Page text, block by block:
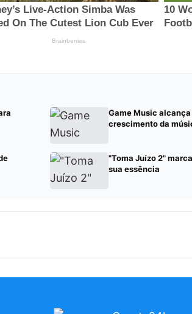
Game Music
crescimento da
"Toma Juízo 2"
sua essência